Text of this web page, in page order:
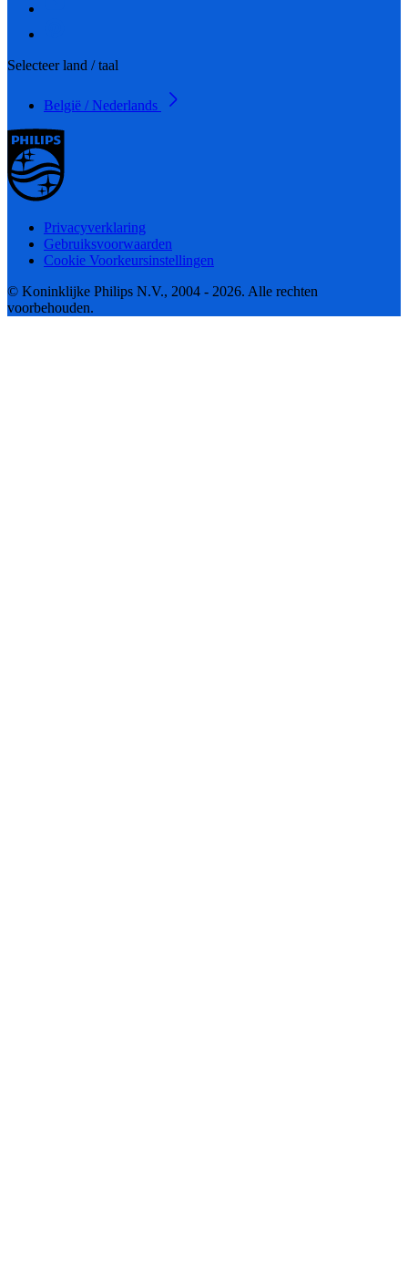
Selecteer land / taal
België / Nederlands
Privacyverklaring
Gebruiksvoorwaarden
Cookie Voorkeursinstellingen
© Koninklijke Philips N.V., 2004 - 2026. Alle rechten
voorbehouden.